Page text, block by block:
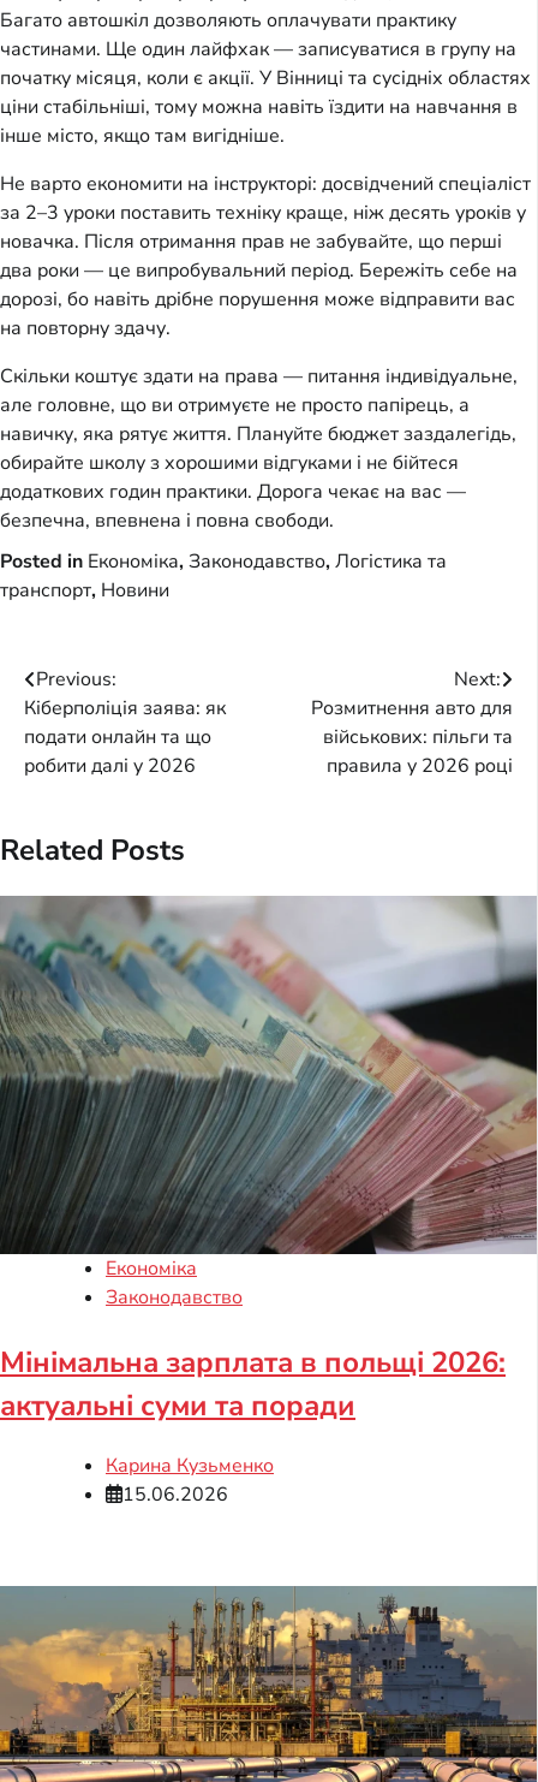
Багато автошкіл дозволяють оплачувати практику
частинами. Ще один лайфхак — записуватися в групу на
початку місяця, коли є акції. У Вінниці та сусідніх областях
ціни стабільніші, тому можна навіть їздити на навчання в
інше місто, якщо там вигідніше.
Не варто економити на інструкторі: досвідчений спеціаліст
за 2–3 уроки поставить техніку краще, ніж десять уроків у
новачка. Після отримання прав не забувайте, що перші
два роки — це випробувальний період. Бережіть себе на
дорозі, бо навіть дрібне порушення може відправити вас
на повторну здачу.
Скільки коштує здати на права — питання індивідуальне,
але головне, що ви отримуєте не просто папірець, а
навичку, яка рятує життя. Плануйте бюджет заздалегідь,
обирайте школу з хорошими відгуками і не бійтеся
додаткових годин практики. Дорога чекає на вас —
безпечна, впевнена і повна свободи.
Posted in Економіка,Законодавство,Логістика та
транспорт, Новини
Post
navigation
Previous:
Кіберполіція заява: як
подати онлайн та що
робити далі у 2026
Next:
Розмитнення авто для
військових: пільги та
правила у 2026 році
Related Posts
Економіка
Законодавство
Мінімальна зарплата в польщі 2026:
актуальні суми та поради
Карина Кузьменко
15.06.2026